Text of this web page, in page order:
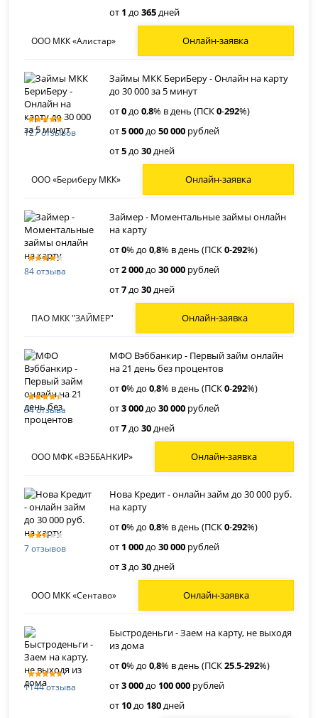
от 1 до365дней
ООО МКК «Алистар» Онлайн-заявка
127 отзывов
Займы МКК БериБеру - Онлайн на карту
до 30 000 за 5 минут
от0до0,8% в день (ПСК0-292%)
от5 000до50 000 рублей
от5до30дней
ООО «Бериберу МКК» Онлайн-заявка
84 отзыва
Займер - Моментальные займы онлайн
на карту
от0% до0,8% в день (ПСК0-292%)
от2 000до30 000 рублей
от7до30дней
ПАО МКК "ЗАЙМЕР" Онлайн-заявка
34 отзыва
МФО Вэббанкир - Первый займ онлайн
на 21 день без процентов
от0% до0,8% в день (ПСК0-292%)
от3 000до30 000 рублей
от7до30дней
ООО МФК «ВЭББАНКИР» Онлайн-заявка
7 отзывов
Нова Кредит - онлайн займ до 30 000 руб.
на карту
от0% до0,8% в день (ПСК0-292%)
от 1 000до30 000 рублей
от3до30дней
ООО МКК «Сентаво» Онлайн-заявка
1144 отзыва
Быстроденьги - Заем на карту, не выходя
из дома
от0% до0,8% в день (ПСК25.5-292%)
от3 000до 100 000 рублей
от 10до 180дней